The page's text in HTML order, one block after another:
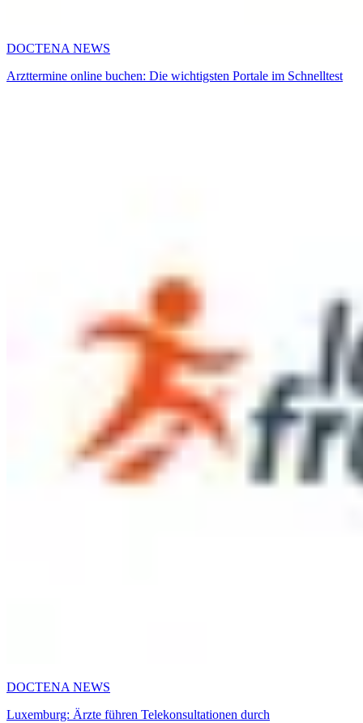
DOCTENA NEWS
Arzttermine online buchen: Die wichtigsten Portale im Schnelltest
DOCTENA NEWS
Luxemburg: Ärzte führen Telekonsultationen durch